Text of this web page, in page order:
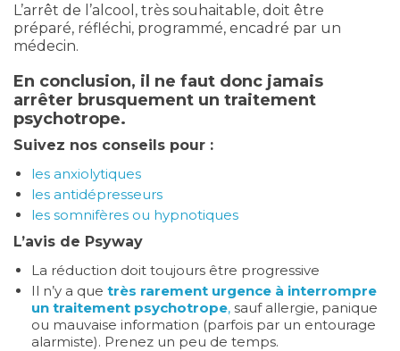
L’arrêt de l’alcool, très souhaitable, doit être
préparé, réfléchi, programmé, encadré par un
médecin.
En conclusion, il ne faut donc jamais
arrêter brusquement un traitement
psychotrope.
Suivez nos conseils pour :
les anxiolytiques
les antidépresseurs
les somnifères ou hypnotiques
L’avis de Psyway
La réduction doit toujours être progressive
Il n’y a que très rarement urgence à interrompre
un traitement psychotrope, sauf allergie, panique
ou mauvaise information (parfois par un entourage
alarmiste). Prenez un peu de temps.